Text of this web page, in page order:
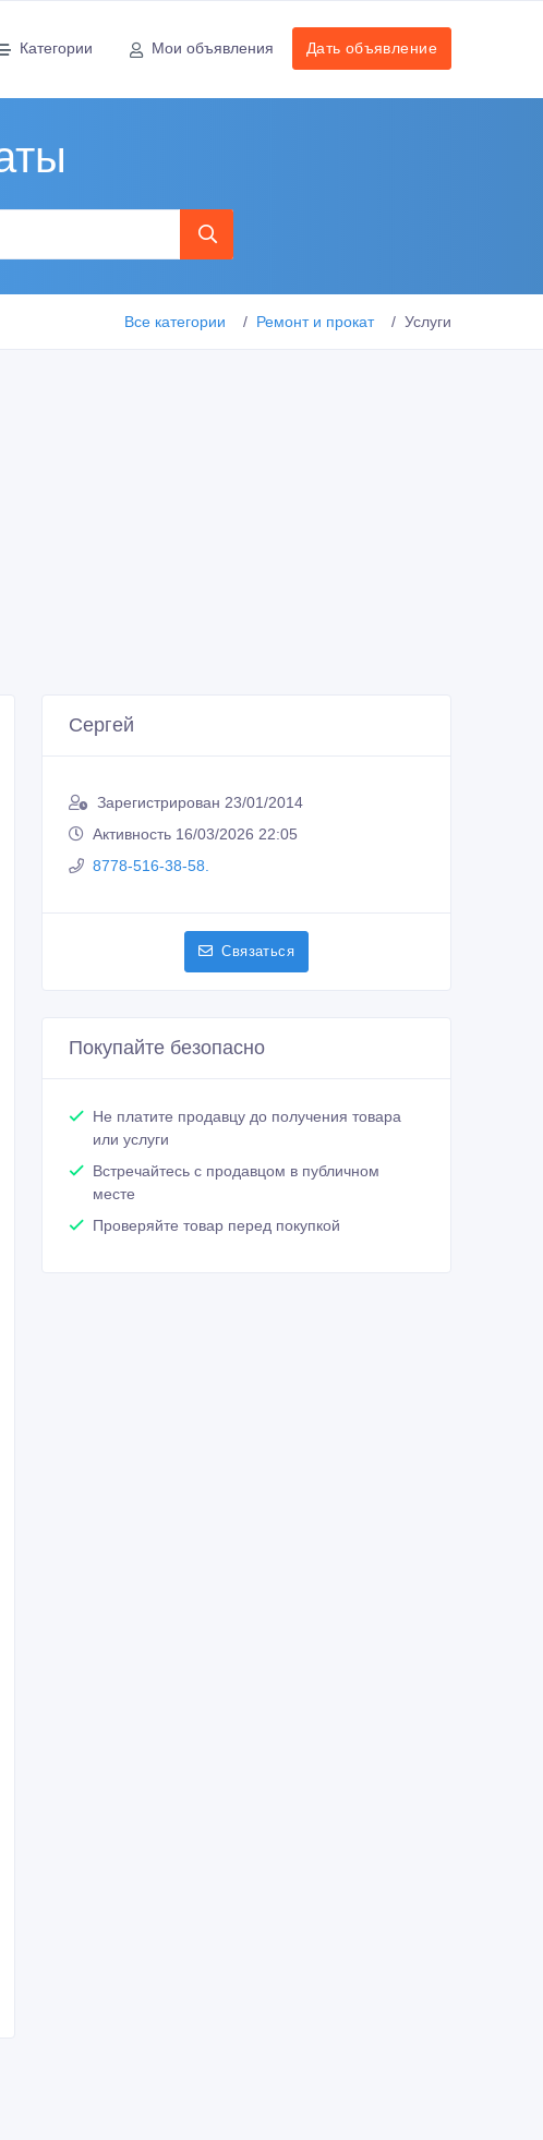
Категории Мои объявления Дать объявление
Все категории Ремонт и прокат Услуги
Сергей
Зарегистрирован 23/01/2014
Активность 16/03/2026 22:05
8778-516-38-58.
Связаться
Покупайте безопасно
Не платите продавцу до получения товара
или услуги
Встречайтесь с продавцом в публичном
месте
Проверяйте товар перед покупкой